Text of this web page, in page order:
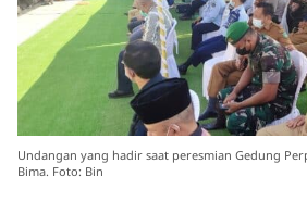
Undangan yang hadir saat peresmian Gedung
Bima. Foto: Bin